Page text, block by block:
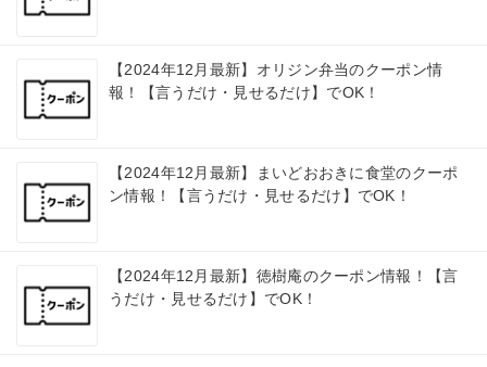
【2024年12月最新】オリジン弁当のクーポン情
報！【言うだけ・見せるだけ】でOK！
【2024年12月最新】まいどおおきに食堂のクーポ
ン情報！【言うだけ・見せるだけ】でOK！
【2024年12月最新】徳樹庵のクーポン情報！【言
うだけ・見せるだけ】でOK！